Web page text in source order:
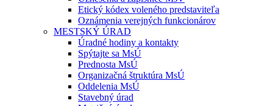
Etický kódex voleného predstaviteľa
Oznámenia verejných funkcionárov
MESTSKÝ ÚRAD
Úradné hodiny a kontakty
Spýtajte sa MsÚ
Prednosta MsÚ
Organizačná štruktúra MsÚ
Oddelenia MsÚ
Stavebný úrad